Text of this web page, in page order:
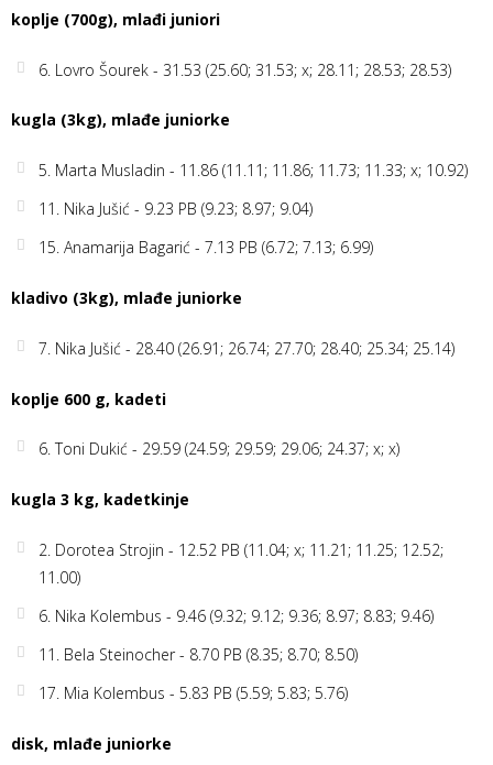
koplje (700g), mlađi juniori
6. Lovro Šourek - 31.53 (25.60; 31.53; x; 28.11; 28.53; 28.53)
kugla (3kg), mlađe juniorke
5. Marta Musladin - 11.86 (11.11; 11.86; 11.73; 11.33; x; 10.92)
11. Nika Jušić - 9.23 PB (9.23; 8.97; 9.04)
15. Anamarija Bagarić - 7.13 PB (6.72; 7.13; 6.99)
kladivo (3kg), mlađe juniorke
7. Nika Jušić - 28.40 (26.91; 26.74; 27.70; 28.40; 25.34; 25.14)
koplje 600 g, kadeti
6. Toni Dukić - 29.59 (24.59; 29.59; 29.06; 24.37; x; x)
kugla 3 kg, kadetkinje
2. Dorotea Strojin - 12.52 PB (11.04; x; 11.21; 11.25; 12.52;
11.00)
6. Nika Kolembus - 9.46 (9.32; 9.12; 9.36; 8.97; 8.83; 9.46)
11. Bela Steinocher - 8.70 PB (8.35; 8.70; 8.50)
17. Mia Kolembus - 5.83 PB (5.59; 5.83; 5.76)
disk, mlađe juniorke